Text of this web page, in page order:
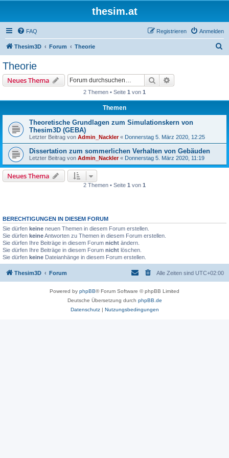
thesim.at
FAQ Anmelden
Registrieren
Thesim3D Forum Theorie
Theorie
Neues Thema Suche
2 Themen • Seite 1 von 1
Themen
Theoretische Grundlagen zum Simulationskern von
Thesim3D (GEBA)
Letzter Beitrag von Admin_Nackler« Donnerstag 5. März 2020, 12:25
Dissertation zum sommerlichen Verhalten von Gebäuden
Letzter Beitrag von Admin_Nackler« Donnerstag 5. März 2020, 11:19
Neues Thema
2 Themen • Seite 1 von 1
BERECHTIGUNGEN IN DIESEM FORUM
Sie dürfen keine neuen Themen in diesem Forum erstellen.
Sie dürfen keineAntworten zu Themen in diesem Forum erstellen.
Sie dürfen Ihre Beiträge in diesem Forum nicht ändern.
Sie dürfen Ihre Beiträge in diesem Forum nicht löschen.
Sie dürfen keine Dateianhänge in diesem Forum erstellen.
Thesim3D Forum Alle Zeiten sind UTC+02:00
Powered by phpBB® Forum Software © phpBB Limited
Deutsche Übersetzung durch phpBB.de
Datenschutz| Nutzungsbedingungen